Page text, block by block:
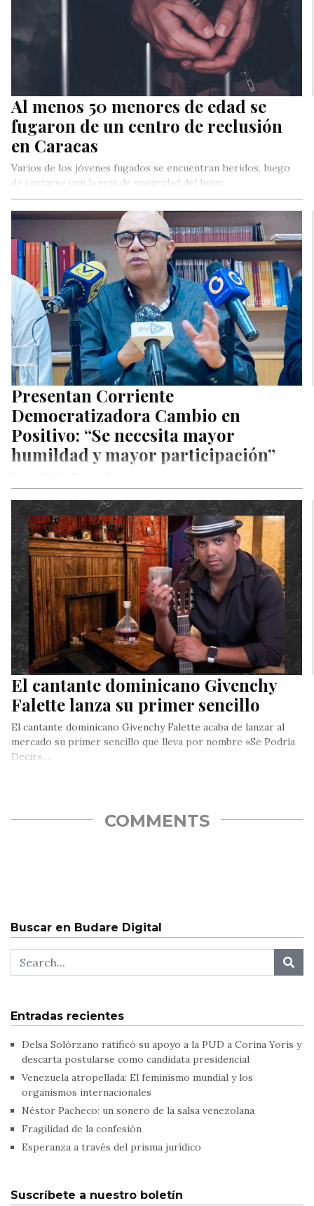
Al menos 50 menores de edad se
fugaron de un centro de reclusión
en Caracas
Varios de los jóvenes fugados se encuentran heridos, luego
de cortarse con la reja de seguridad del lugar.
Presentan Corriente
Democratizadora Cambio en
Positivo: “Se necesita mayor
humildad y mayor participación”
El cantante dominicano Givenchy
Falette lanza su primer sencillo
El cantante dominicano Givenchy Falette acaba de lanzar al
mercado su primer sencillo que lleva por nombre «Se Podría
Decir«….
COMMENTS
Buscar en Budare Digital
Entradas recientes
Delsa Solórzano ratificó su apoyo a la PUD a Corina Yoris y
descarta postularse como candidata presidencial
Venezuela atropellada: El feminismo mundial y los
organismos internacionales
Néstor Pacheco: un sonero de la salsa venezolana
Fragilidad de la confesión
Esperanza a través del prisma jurídico
Suscríbete a nuestro boletín